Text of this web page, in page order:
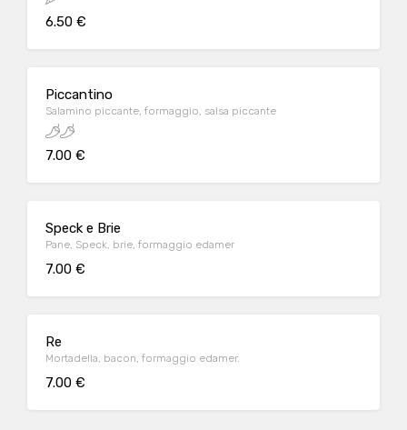
6.50 €
Piccantino
Salamino piccante, formaggio, salsa piccante
7.00 €
Speck e Brie
Pane, Speck, brie, formaggio edamer
7.00 €
Re
Mortadella, bacon, formaggio edamer.
7.00 €